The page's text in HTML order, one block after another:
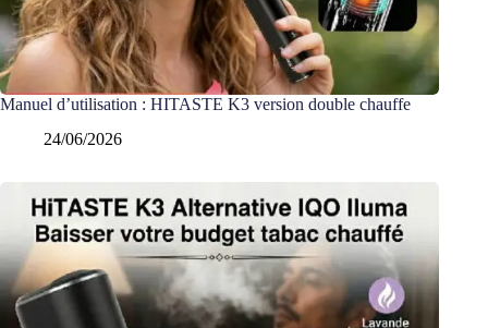
Manuel d’utilisation : HITASTE K3 version double chauffe
24/06/2026